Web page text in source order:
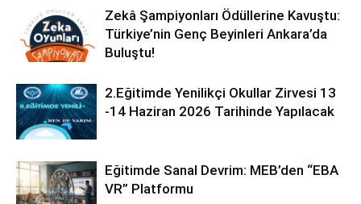
Zekâ Şampiyonları Ödüllerine Kavuştu:
Türkiye’nin Genç Beyinleri Ankara’da
Buluştu!
2.Eğitimde Yenilikçi Okullar Zirvesi 13
-14 Haziran 2026 Tarihinde Yapılacak
Eğitimde Sanal Devrim: MEB’den “EBA
VR” Platformu